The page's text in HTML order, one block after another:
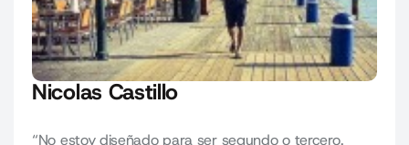
Nicolas Castillo
“No estoy diseñado para ser segundo o tercero,